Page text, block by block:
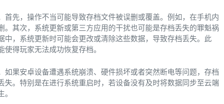
首先，操作不当可能导致存档文件被误删或覆盖。例如，在手机内
其次，系统更新或第三方应用的干扰也可能是存档丢失的罪魁祸
，系统更新时可能会更改或清除这些数据，导致存档丢失。此
得玩家无法成功恢复存档。
果安卓设备遭遇系统崩溃、硬件损坏或者突然断电等问题，存档
。特别是在进行系统重启时，若设备没有及时将数据同步至云端